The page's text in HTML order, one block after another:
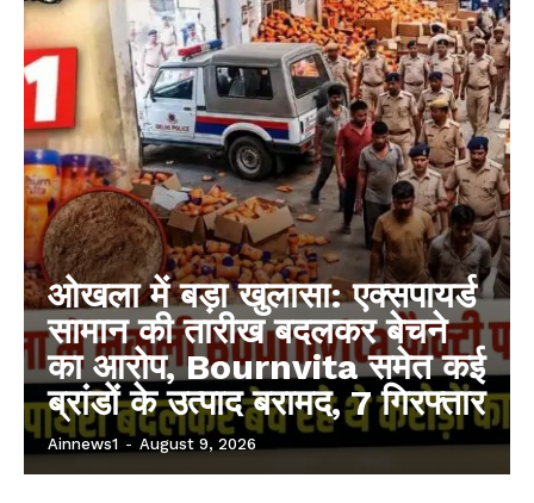
ओखला में बड़ा खुलासा: एक्सपायर्ड
सामान की तारीख बदलकर बेचने
का आरोप, Bournvita समेत कई
ब्रांडों के उत्पाद बरामद, 7 गिरफ्तार
Ainnews1 - August 9, 2026